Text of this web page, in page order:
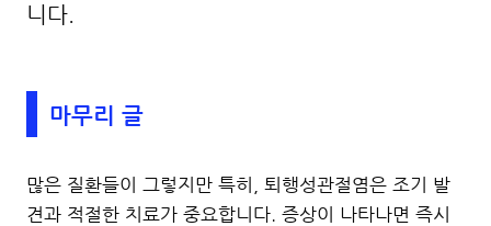
니다.
마무리 글
많은 질환들이 그렇지만 특히, 퇴행성관절염은 조기 발
견과 적절한 치료가 중요합니다. 증상이 나타나면 즉시